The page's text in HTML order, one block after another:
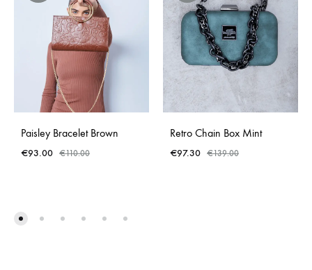
Paisley Bracelet Brown
€93.00 €110.00
Retro Chain Box Mint
€97.30 €139.00